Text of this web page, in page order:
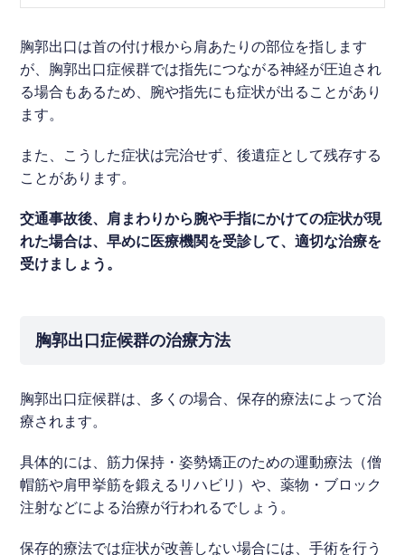
胸郭出口は首の付け根から肩あたりの部位を指します
が、胸郭出口症候群では指先につながる神経が圧迫され
る場合もあるため、腕や指先にも症状が出ることがあり
ます。
また、こうした症状は完治せず、後遺症として残存する
ことがあります。
交通事故後、肩まわりから腕や手指にかけての症状が現
れた場合は、早めに医療機関を受診して、適切な治療を
受けましょう。
胸郭出口症候群の治療方法
胸郭出口症候群は、多くの場合、保存的療法によって治
療されます。
具体的には、筋力保持・姿勢矯正のための運動療法（僧
帽筋や肩甲挙筋を鍛えるリハビリ）や、薬物・ブロック
注射などによる治療が行われるでしょう。
保存的療法では症状が改善しない場合には、手術を行う